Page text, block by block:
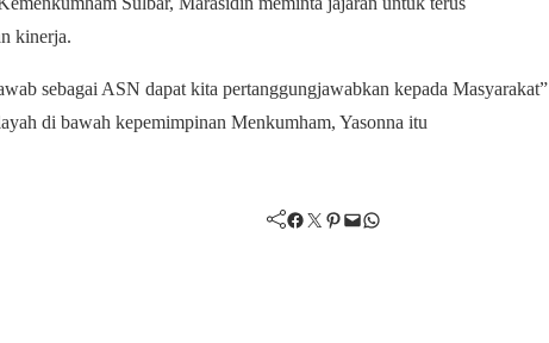
kinerja.
sebagai ASN dapat kita pertanggungjawabkan kepada Masyarakat”
di bawah kepemimpinan Menkumham, Yasonna itu
Facebook Twitter Pinterest Mail WhatsApp